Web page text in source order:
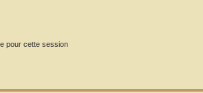
pour cette session